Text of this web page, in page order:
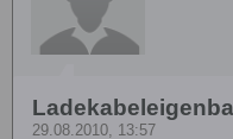
29.08.2010, 13:57